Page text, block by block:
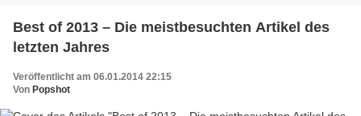
Best of 2013 – Die meistbesuchten Artikel des
letzten Jahres
Veröffentlicht am 06.01.2014 22:15
Von Popshot